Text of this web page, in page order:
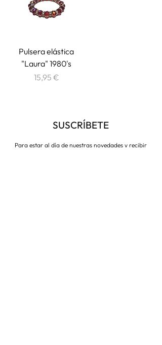
Pulsera elástica
"Laura" 1980's
Precio
15,95 €
SUSCRÍBETE
Para estar al día de nuestras novedades y recibir